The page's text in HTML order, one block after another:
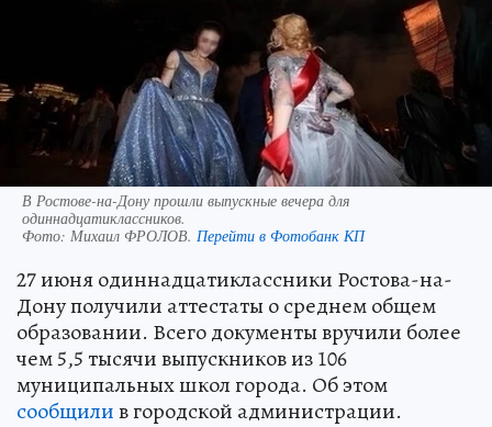
В Ростове-на-Дону прошли выпускные вечера для
одиннадцатиклассников.
Фото: Михаил ФРОЛОВ. Перейти в Фотобанк КП
27 июня одиннадцатиклассники Ростова-на-
Дону получили аттестаты о среднем общем
образовании. Всего документы вручили более
чем 5,5 тысячи выпускников из 106
муниципальных школ города. Об этом
сообщилив городской администрации.